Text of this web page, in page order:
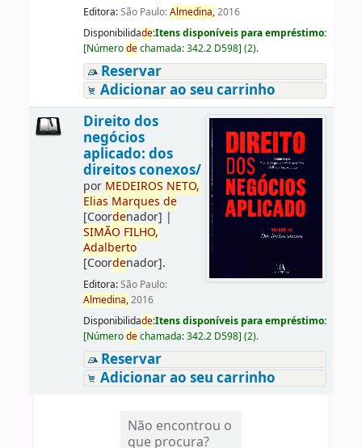
Editora:São Paulo:Almedina,2016
Disponibilidade:Itens disponíveis para empréstimo:
[Númerodechamada:342.2 D598] (2).
Reservar
Adicionar ao seu carrinho
Direito dos
negócios
aplicado: dos
direitos conexos/
por MEDEIROS NETO,
Elias Marques de
[Coordenador] |
SIMÃO FILHO,
Adalberto
[Coordenador].
Editora:São Paulo:
Almedina,2016
Disponibilidade:Itens disponíveis para empréstimo:
[Númerodechamada:342.2 D598] (2).
Reservar
Adicionar ao seu carrinho
Não encontrou o
que procura?